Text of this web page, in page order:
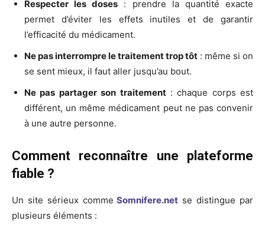
Respecter les doses : prendre la quantité exacte
permet d’éviter les effets inutiles et de garantir
l’efficacité du médicament.
Ne pas interrompre le traitement trop tôt : même si on
se sent mieux, il faut aller jusqu’au bout.
Ne pas partager son traitement: chaque corps est
différent, un même médicament peut ne pas convenir
à une autre personne.
Comment reconnaître une plateforme
fiable ?
Un site sérieux comme Somnifere.net se distingue par
plusieurs éléments :